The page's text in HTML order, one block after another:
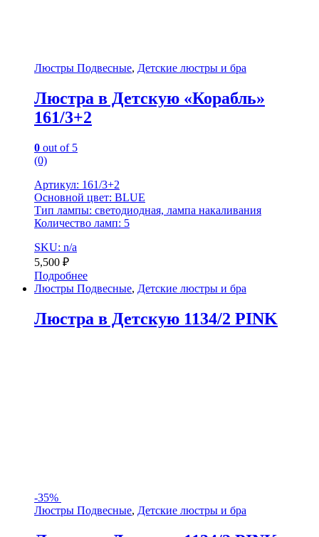
Люстры Подвесные, Детские люстры и бра
Люстра в Детскую «Корабль»
161/3+2
0 out of 5
(0)
Артикул: 161/3+2
Основной цвет: BLUE
Тип лампы: светодиодная, лампа накаливания
Количество ламп: 5
SKU: n/a
5,500 ₽
Подробнее
Люстры Подвесные, Детские люстры и бра
Люстра в Детскую 1134/2 PINK
-35%
Люстры Подвесные, Детские люстры и бра